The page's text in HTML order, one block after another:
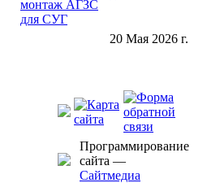
20 Мая 2026 г.
Программирование
сайта —
Сайтмедиа